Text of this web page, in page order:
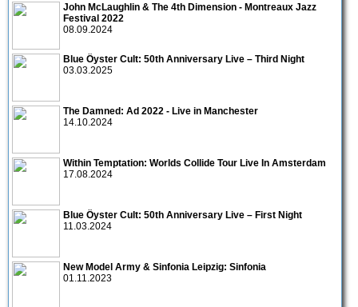
John McLaughlin & The 4th Dimension - Montreaux Jazz
Festival 2022
08.09.2024
Blue Öyster Cult: 50th Anniversary Live – Third Night
03.03.2025
The Damned: Ad 2022 - Live in Manchester
14.10.2024
Within Temptation: Worlds Collide Tour Live In Amsterdam
17.08.2024
Blue Öyster Cult: 50th Anniversary Live – First Night
11.03.2024
New Model Army & Sinfonia Leipzig: Sinfonia
01.11.2023